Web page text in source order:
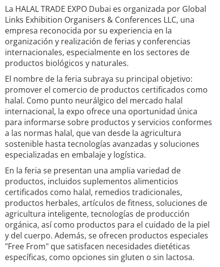
La HALAL TRADE EXPO Dubai es organizada por Global
Links Exhibition Organisers & Conferences LLC, una
empresa reconocida por su experiencia en la
organización y realización de ferias y conferencias
internacionales, especialmente en los sectores de
productos biológicos y naturales.
El nombre de la feria subraya su principal objetivo:
promover el comercio de productos certificados como
halal. Como punto neurálgico del mercado halal
internacional, la expo ofrece una oportunidad única
para informarse sobre productos y servicios conformes
a las normas halal, que van desde la agricultura
sostenible hasta tecnologías avanzadas y soluciones
especializadas en embalaje y logística.
En la feria se presentan una amplia variedad de
productos, incluidos suplementos alimenticios
certificados como halal, remedios tradicionales,
productos herbales, artículos de fitness, soluciones de
agricultura inteligente, tecnologías de producción
orgánica, así como productos para el cuidado de la piel
y del cuerpo. Además, se ofrecen productos especiales
"Free From" que satisfacen necesidades dietéticas
específicas, como opciones sin gluten o sin lactosa.